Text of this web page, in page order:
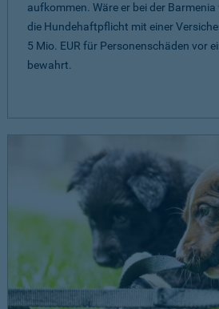
aufkommen. Wäre er bei der
die Hundehaftpflicht mit einer
5 Mio. EUR für Personenschäden vor
bewahrt.